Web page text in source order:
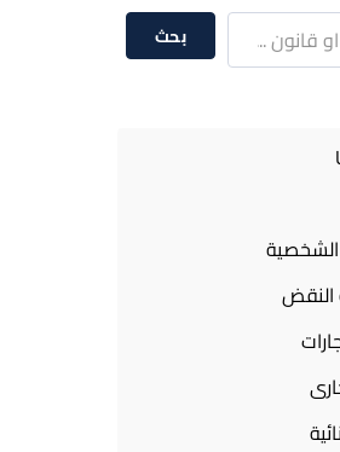
بحث
الشخصية